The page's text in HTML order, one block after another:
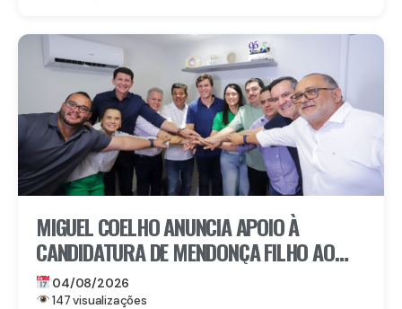
MIGUEL COELHO ANUNCIA APOIO À
CANDIDATURA DE MENDONÇA FILHO AO
SENADO
04/08/2026
147 visualizações